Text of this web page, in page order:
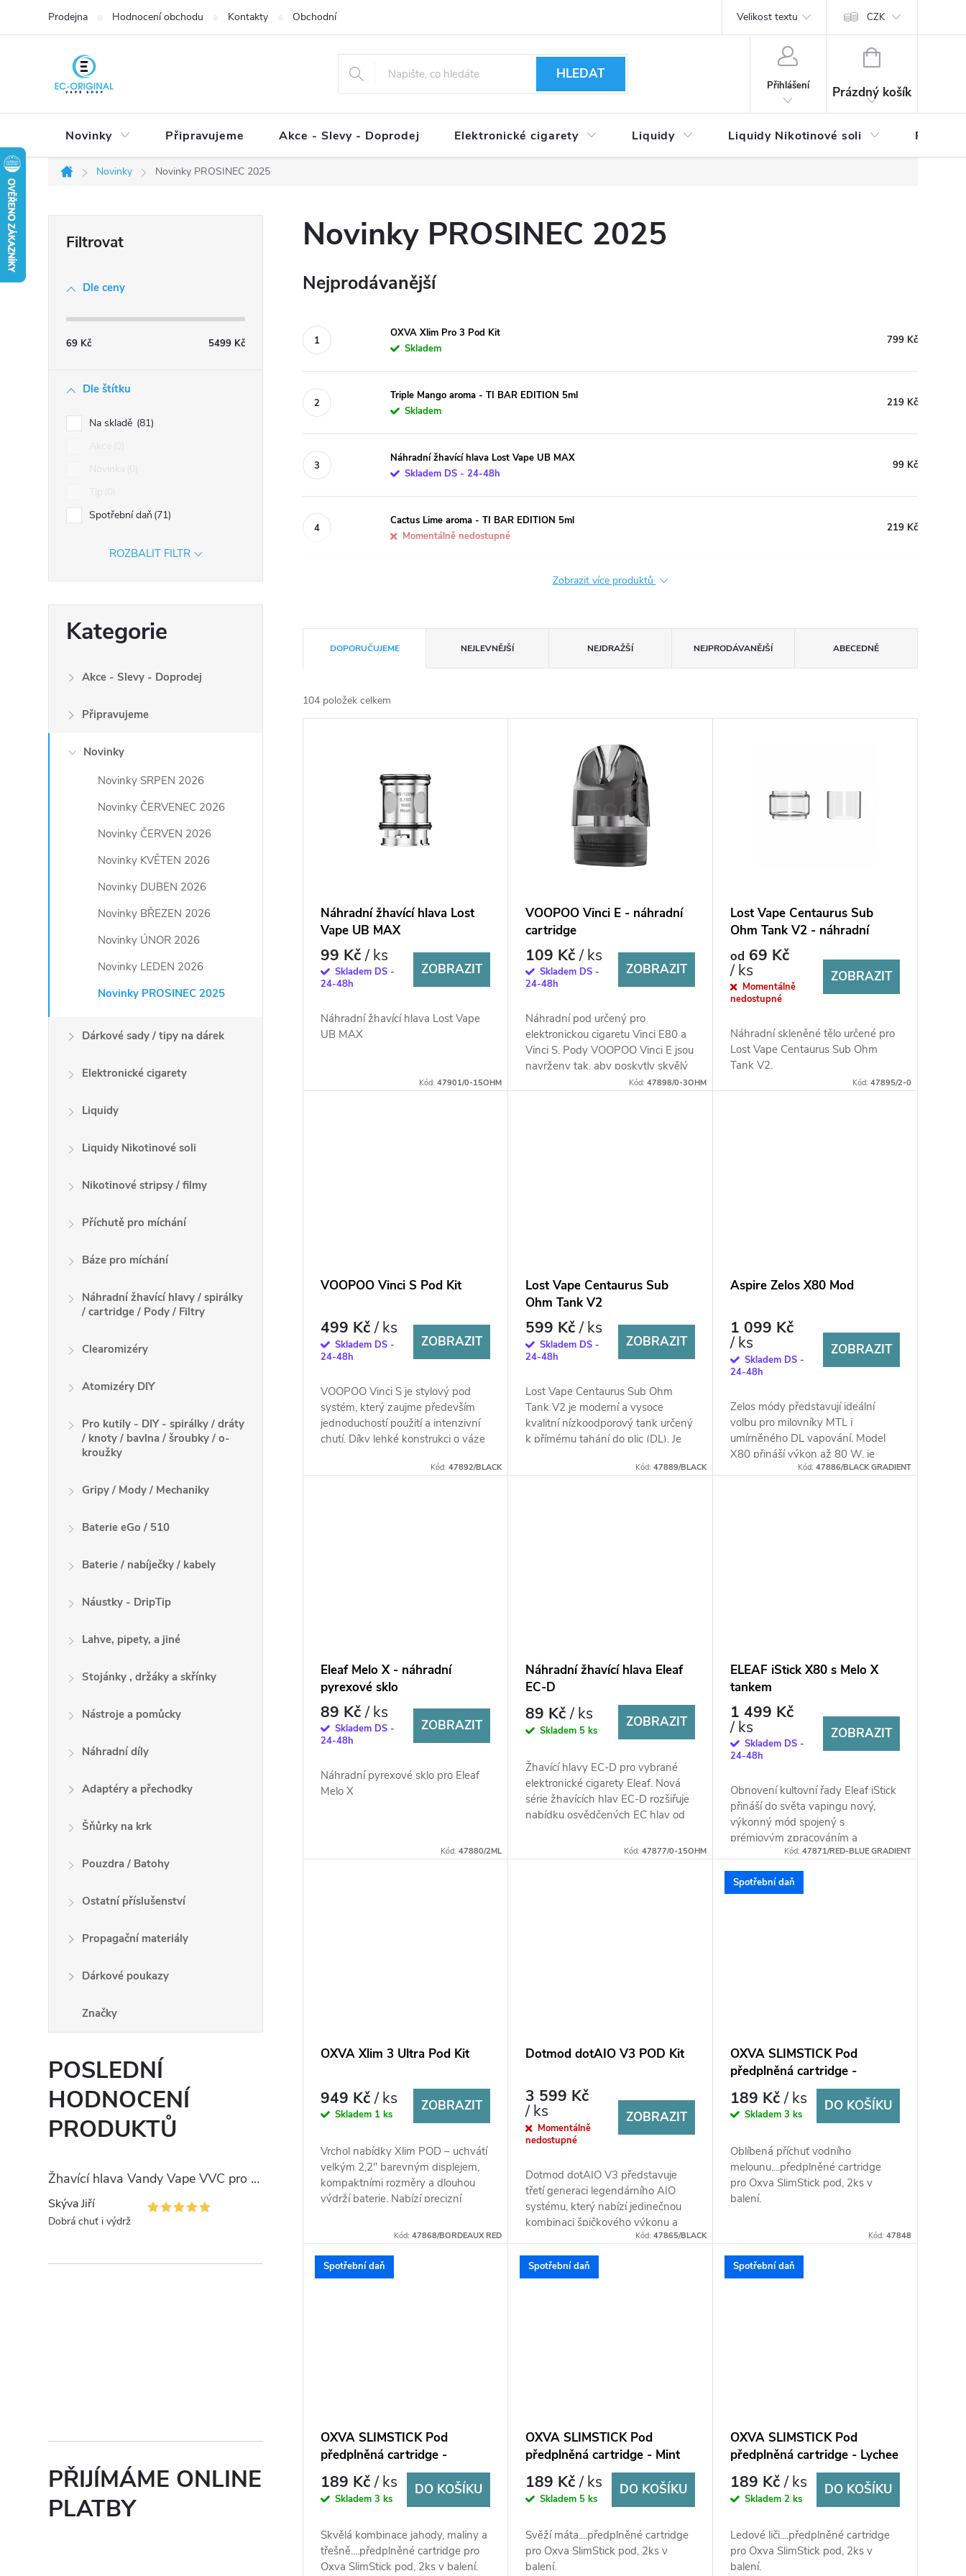
Prodejna Hodnocení obchodu Kontakty Obchodní podmínky Reklamační řád Vrácení zboží a reklamace
Velikost textu CZK
HLEDAT
Přihlášení
NÁKUPNÍ
Prázdný košík
Novinky Připravujeme Akce - Slevy - Doprodej Elektronické cigarety Liquidy Liquidy Nikotinové soli
Domů
Novinky Novinky PROSINEC 2025
Dle ceny
69 Kč 5499 Kč
Dle štítku
Na skladě 81
Spotřební daň 71
ROZBALIT FILTR
kategorie
Kategorie
Akce - Slevy - Doprodej
Připravujeme
Novinky
Novinky SRPEN 2026
Novinky ČERVENEC 2026
Novinky ČERVEN 2026
Novinky KVĚTEN 2026
Novinky DUBEN 2026
Novinky BŘEZEN 2026
Novinky ÚNOR 2026
Novinky LEDEN 2026
Novinky PROSINEC 2025
Dárkové sady / tipy na dárek
Elektronické cigarety
Liquidy
Liquidy Nikotinové soli
Nikotinové stripsy / filmy
Příchutě pro míchání
Báze pro míchání
Náhradní žhavící hlavy / spirálky
/ cartridge / Pody / Filtry
Clearomizéry
Atomizéry DIY
Pro kutily - DIY - spirálky / dráty
/ knoty / bavlna / šroubky / o-
kroužky
Gripy / Mody / Mechaniky
Baterie eGo / 510
Baterie / nabíječky / kabely
Náustky - DripTip
Lahve, pipety, a jiné
Stojánky , držáky a skřínky
Nástroje a pomůcky
Náhradní díly
Adaptéry a přechodky
Šňůrky na krk
Pouzdra / Batohy
Ostatní příslušenství
Propagační materiály
Dárkové poukazy
Značky
POSLEDNÍ
HODNOCENÍ
PRODUKTŮ
Žhavící hlava Vandy Vape VVC pro PULSE
Skýva Jiří
Dobrá chuť i výdrž
PŘIJÍMÁME ONLINE
PLATBY
Novinky PROSINEC 2025
Nejprodávanější
OXVA Xlim Pro 3 Pod Kit
Skladem
799 Kč
Triple Mango aroma - TI BAR EDITION 5ml
Skladem
219 Kč
Náhradní žhavící hlava Lost Vape UB MAX
Skladem DS - 24-48h
99 Kč
Cactus Lime aroma - TI BAR EDITION 5ml
Momentálně nedostupné
219 Kč
Zobrazit více produktů
e
n
DOPORUČUJEME NEJLEVNĚJŠÍ NEJDRAŽŠÍ NEJPRODÁVANĚJŠÍ ABECEDNĚ
104 položek celkem
Náhradní žhavící hlava Lost
Vape UB MAX
99 Kč/ ks
Skladem DS -
24-48h
ZOBRAZIT
Náhradní žhavící hlava Lost Vape
UB MAX
Kód:47901/0-15OHM
VOOPOO Vinci E - náhradní
cartridge
109 Kč/ ks
Skladem DS -
24-48h
ZOBRAZIT
Náhradní pod určený pro
elektronickou cigaretu Vinci E80 a
Vinci S. Pody VOOPOO Vinci E jsou
navrženy tak, aby poskytly skvělý
zážitek bez ohledu na to, zda...
Kód: 47898/0-3OHM
Lost Vape Centaurus Sub
Ohm Tank V2 - náhradní
skleněné tělo
od 69 Kč
/ ks
Momentálně
nedostupné
ZOBRAZIT
Náhradní skleněné tělo určené pro
Lost Vape Centaurus Sub Ohm
Tank V2.
Kód: 47895/2-0
VOOPOO Vinci S Pod Kit
499 Kč/ ks
Skladem DS -
24-48h
ZOBRAZIT
VOOPOO Vinci S je stylový pod
systém, který zaujme především
jednoduchostí použití a intenzivní
chutí. Díky lehké konstrukci o váze
Kód:47892/BLACK
Lost Vape Centaurus Sub
Ohm Tank V2
599 Kč/ ks
Skladem DS -
24-48h
ZOBRAZIT
Lost Vape Centaurus Sub Ohm
Tank V2 je moderní a vysoce
kvalitní nízkoodporový tank určený
k přímému tahání do plic (DL). Je
Kód: 47889/BLACK
Aspire Zelos X80 Mod
1 099 Kč
/ ks
Skladem DS -
24-48h
ZOBRAZIT
Zelos módy představují ideální
volbu pro milovníky MTL i
umírněného DL vapování. Model
X80 přináší výkon až 80 W, je
vybaven slotem pro jednu 18650
Kód: 47886/BLACK GRADIENT
Eleaf Melo X - náhradní
pyrexové sklo
89 Kč/ ks
Skladem DS -
24-48h
ZOBRAZIT
Náhradní pyrexové sklo pro Eleaf
Melo X
Kód:47880/2ML
Náhradní žhavící hlava Eleaf
EC-D
89 Kč/ ks
Skladem 5 ks
ZOBRAZIT
Žhavící hlavy EC-D pro vybrané
elektronické cigarety Eleaf. Nová
série žhavících hlav EC-D rozšiřuje
nabídku osvědčených EC hlav od
Kód: 47877/0-15OHM
ELEAF iStick X80 s Melo X
tankem
1 499 Kč
/ ks
Skladem DS -
24-48h
ZOBRAZIT
Obnovení kultovní řady Eleaf iStick
přináší do světa vapingu nový,
výkonný mód spojený s
prémiovým zpracováním a
kvalitním tankem vhodným nejen
pro DL potahování. X80...
Kód: 47871/RED-BLUE GRADIENT
OXVA Xlim 3 Ultra Pod Kit
949 Kč/ ks
Skladem 1 ks
ZOBRAZIT
Vrchol nabídky Xlim POD – uchvátí
velkým 2,2" barevným displejem,
kompaktními rozměry a dlouhou
výdrží baterie. Nabízí precizní
Kód:47868/BORDEAUX RED
Dotmod dotAIO V3 POD Kit
3 599 Kč
/ ks
Momentálně
nedostupné
ZOBRAZIT
Dotmod dotAIO V3 představuje
třetí generaci legendárního AIO
systému, který nabízí jedinečnou
kombinaci špičkového výkonu a
výjimečného designu. Navazuje na
úspěch...
Kód: 47865/BLACK
Spotřební daň
OXVA SLIMSTICK Pod
předplněná cartridge -
Watermelon 20mg - 2Pack
189 Kč/ ks
Skladem 3 ks
DO KOŠÍKU
Oblíbená příchuť vodního
melounu....předplněné cartridge
pro Oxva SlimStick pod, 2ks v
balení.
Kód: 47848
Spotřební daň
OXVA SLIMSTICK Pod
předplněná cartridge -
Strawberry Raspberry
Cherry 20mg - 2Pack
189 Kč/ ks
Skladem3 ks
DO KOŠÍKU
Skvělá kombinace jahody, maliny a
třešně....předplněné cartridge pro
Oxva SlimStick pod, 2ks v balení.
Spotřební daň
OXVA SLIMSTICK Pod
předplněná cartridge - Mint
20mg - 2Pack
189 Kč/ ks
Skladem 5 ks
DO KOŠÍKU
Svěží máta....předplněné cartridge
pro Oxva SlimStick pod, 2ks v
balení.
Spotřební daň
OXVA SLIMSTICK Pod
předplněná cartridge - Lychee
Ice 20mg - 2Pack
189 Kč/ ks
Skladem 2 ks
DO KOŠÍKU
Ledové liči....předplněné cartridge
pro Oxva SlimStick pod, 2ks v
balení.